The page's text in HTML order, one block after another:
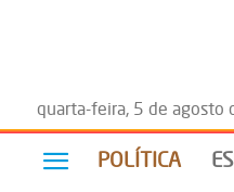
quarta-feira, 5 de agosto
POLÍTICA